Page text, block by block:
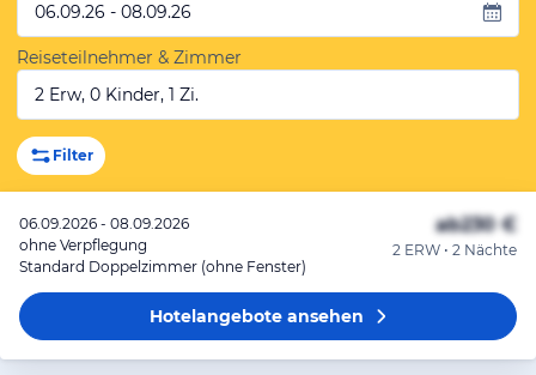
06.09.26 - 08.09.26
Reiseteilnehmer & Zimmer
2 Erw, 0 Kinder, 1 Zi.
Filter
06.09.2026 - 08.09.2026
ohne Verpflegung
Standard Doppelzimmer (ohne Fenster)
ab230 €
2 ERW • 2 Nächte
Hotelangeboteansehen